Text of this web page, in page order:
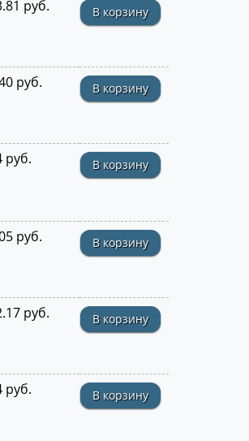
руб. В корзину
руб. В корзину
руб. В корзину
руб. В корзину
руб. В корзину
руб. В корзину